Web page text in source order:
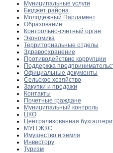
Муниципальные услуги
Бюджет района
Молодежный Парламент
Образование
Контрольно-счётный орган
Экономика
Территориальные отделы
Здравоохранение
Противодействие коррупции
Поддержка
Официальные документы
Сельское хозяйство
Закупки и продажи
Контакты
Почетные граждане
Муниципальный контроль
ЦКО
Централизованная
МУП ЖКС
Имущество и земля
Инвестору
Туризм